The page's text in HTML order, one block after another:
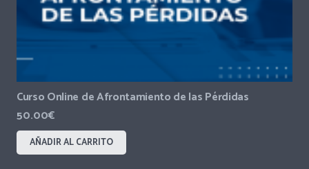
Curso Online de Afrontamiento de las Pérdidas
50.00€
AÑADIR AL CARRITO